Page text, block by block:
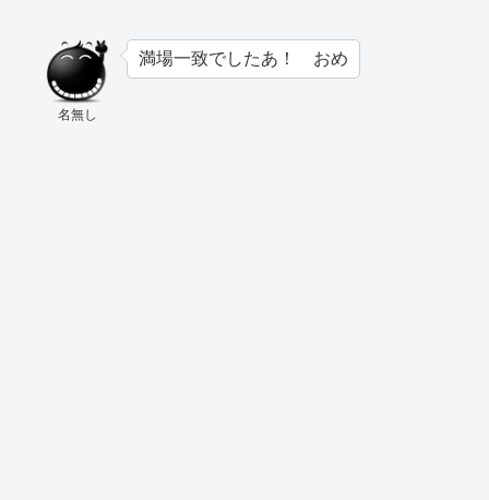
名無し
満場一致でしたあ！ おめ